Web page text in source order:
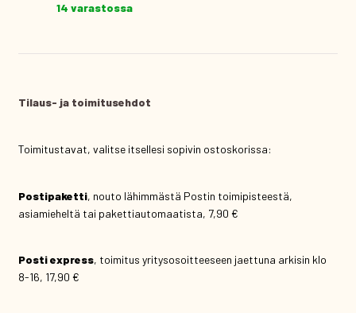
oli:
on:
14 varastossa
Tilaus- ja toimitusehdot
Toimitustavat, valitse itsellesi sopivin ostoskorissa:
Postipaketti, nouto lähimmästä Postin toimipisteestä,
asiamieheltä tai pakettiautomaatista, 7,90 €
Posti express, toimitus yritysosoitteeseen jaettuna arkisin klo
8-16, 17,90 €